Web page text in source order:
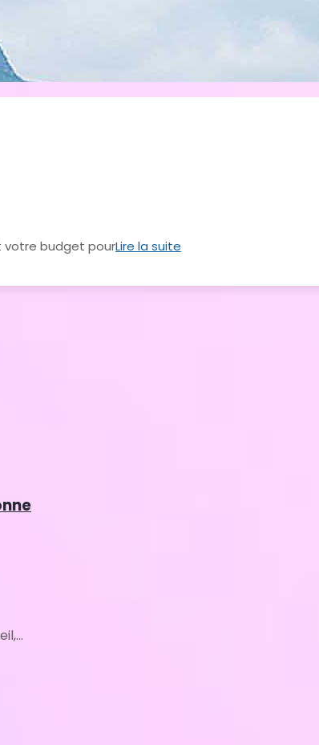
votre budget pourLire la suite